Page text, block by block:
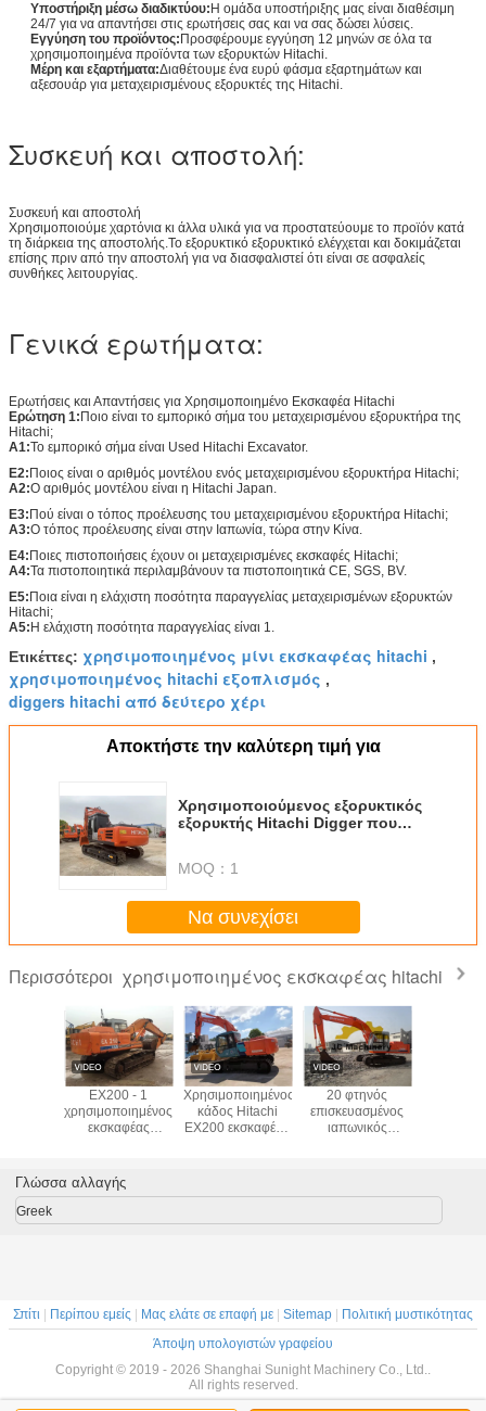
Υποστήριξη μέσω διαδικτύου: Η ομάδα υποστήριξης μας είναι διαθέσιμη
24/7 για να απαντήσει στις ερωτήσεις σας και να σας δώσει λύσεις.
Εγγύηση του προϊόντος: Προσφέρουμε εγγύηση 12 μηνών σε όλα τα
χρησιμοποιημένα προϊόντα των εξορυκτών Hitachi.
Μέρη και εξαρτήματα:Διαθέτουμε ένα ευρύ φάσμα εξαρτημάτων και
αξεσουάρ για μεταχειρισμένους εξορυκτές της Hitachi.
Συσκευή και αποστολή:
Συσκευή και αποστολή
Χρησιμοποιούμε χαρτόνια κι άλλα υλικά για να προστατεύουμε το προϊόν κατά
τη διάρκεια της αποστολής.Το εξορυκτικό εξορυκτικό ελέγχεται και δοκιμάζεται
επίσης πριν από την αποστολή για να διασφαλιστεί ότι είναι σε ασφαλείς
συνθήκες λειτουργίας.
Γενικά ερωτήματα:
Ερωτήσεις και Απαντήσεις για Χρησιμοποιημένο Εκσκαφέα Hitachi
Ερώτηση 1: Ποιο είναι το εμπορικό σήμα του μεταχειρισμένου εξορυκτήρα της
Hitachi;
Α1:Το εμπορικό σήμα είναι Used Hitachi Excavator.
Ε2: Ποιος είναι ο αριθμός μοντέλου ενός μεταχειρισμένου εξορυκτήρα Hitachi;
Α2:Ο αριθμός μοντέλου είναι η Hitachi Japan.
Ε3: Πού είναι ο τόπος προέλευσης του μεταχειρισμένου εξορυκτήρα Hitachi;
Α3:Ο τόπος προέλευσης είναι στην Ιαπωνία, τώρα στην Κίνα.
Ε4: Ποιες πιστοποιήσεις έχουν οι μεταχειρισμένες εκσκαφές Hitachi;
Α4:Τα πιστοποιητικά περιλαμβάνουν τα πιστοποιητικά CE, SGS, BV.
Ε5: Ποια είναι η ελάχιστη ποσότητα παραγγελίας μεταχειρισμένων εξορυκτών
Hitachi;
Α5: Η ελάχιστη ποσότητα παραγγελίας είναι 1.
Ετικέττες: χρησιμοποιημένος μίνι εκσκαφέας hitachi ,
χρησιμοποιημένος hitachi εξοπλισμός ,
diggers hitachi από δεύτερο χέρι
Αποκτήστε την καλύτερη τιμή για
Χρησιμοποιούμενος εξορυκτικός
εξορυκτής Hitachi Digger που
MOQ： 1
Να συνεχίσει
Περισσότεροι χρησιμοποιημένος εκσκαφέας hitachi
EX200 - 1
χρησιμοποιημένος
εκσκαφέας
αλυσίδων τύπος
Χρησιμοποιημένος
κάδος Hitachi
EX200 εκσκαφέων
20 φτηνός
επισκευασμένος
ιαπωνικός
κατάλληλο για τα
με τον
Γλώσσα αλλαγής
Greek
Σπίτι Περίπου εμείς Μας ελάτε σε επαφή με Sitemap
Πολιτική μυστικότητας
Άποψη υπολογιστών γραφείου
Copyright © 2019 - 2026 Shanghai Sunight Machinery Co., Ltd..
All rights reserved.